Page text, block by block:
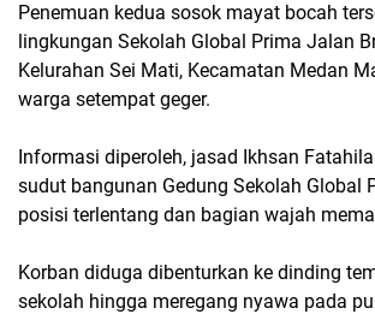
Penemuan kedua sosok mayat bocah
lingkungan Sekolah Global Prima Jalan
Kelurahan Sei Mati, Kecamatan Medan
warga setempat geger.
Informasi diperoleh, jasad Ikhsan
sudut bangunan Gedung Sekolah Global
posisi terlentang dan bagian wajah
Korban diduga dibenturkan ke dinding
sekolah hingga meregang nyawa pada